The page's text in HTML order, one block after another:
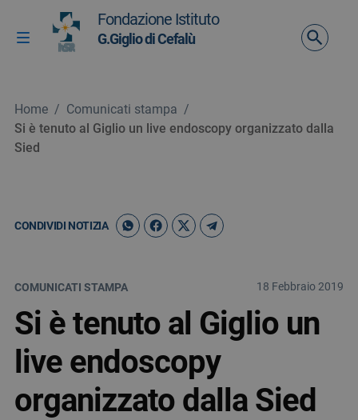
Vai ai contenuti
Vai al menu di navigazione
Vai al footer
Attiva / disattiva la navigazione
Fondazione Istituto
G.Giglio di Cefalù
Home / Comunicati stampa /
Si è tenuto al Giglio un live endoscopy organizzato dalla
Sied
CONDIVIDI NOTIZIA
COMUNICATI STAMPA 18 Febbraio 2019
Si è tenuto al Giglio un
live endoscopy
organizzato dalla Sied